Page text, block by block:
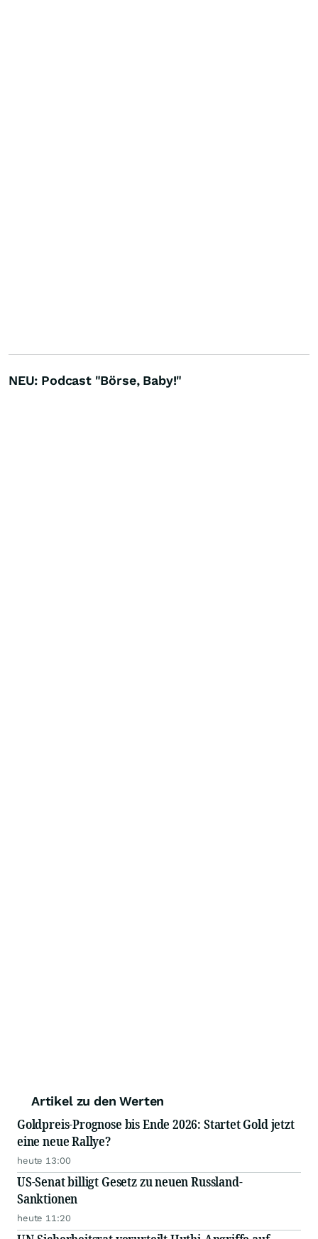
NEU: Podcast "Börse, Baby!"
Artikel zu den Werten
Goldpreis-Prognose bis Ende 2026: Startet Gold jetzt
eine neue Rallye?
heute 13:00
US-Senat billigt Gesetz zu neuen Russland-
Sanktionen
heute 11:20